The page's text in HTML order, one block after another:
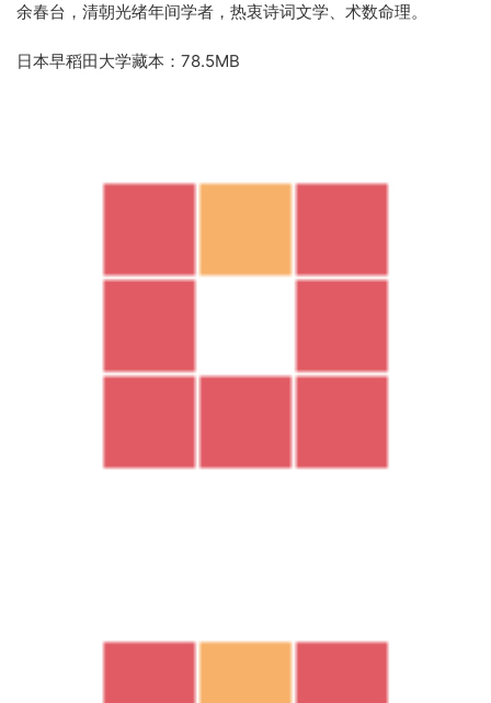
余春台，清朝光绪年间学者，热衷诗词文学、术数命理。
日本早稻田大学藏本：78.5MB